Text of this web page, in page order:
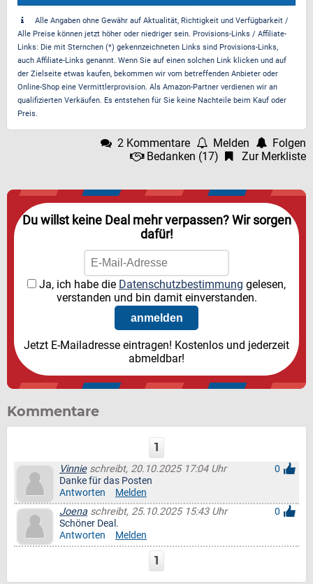
Alle Angaben ohne Gewähr auf Aktualität, Richtigkeit und Verfügbarkeit /
Alle Preise können jetzt höher oder niedriger sein. Provisions-Links / Affiliate-
Links: Die mit Sternchen (*) gekennzeichneten Links sind Provisions-Links,
auch Affiliate-Links genannt. Wenn Sie auf einen solchen Link klicken und auf
der Zielseite etwas kaufen, bekommen wir vom betreffenden Anbieter oder
Online-Shop eine Vermittlerprovision. Als Amazon-Partner verdienen wir an
qualifizierten Verkäufen. Es entstehen für Sie keine Nachteile beim Kauf oder
Preis.
2 Kommentare Melden
Folgen
Bedanken (17) Zur Merkliste
Du willst keine Deal mehr verpassen? Wir sorgen
dafür!
Ja, ich habe die Datenschutzbestimmung gelesen,
verstanden und bin damit einverstanden.
Jetzt E-Mailadresse eintragen! Kostenlos und jederzeit
abmeldbar!
Kommentare
1
Vinnieschreibt, 20.10.2025 17:04 Uhr
0
Danke für das Posten
Antworten
Melden
Joenaschreibt, 25.10.2025 15:43 Uhr
0
Schöner Deal.
Antworten
Melden
1